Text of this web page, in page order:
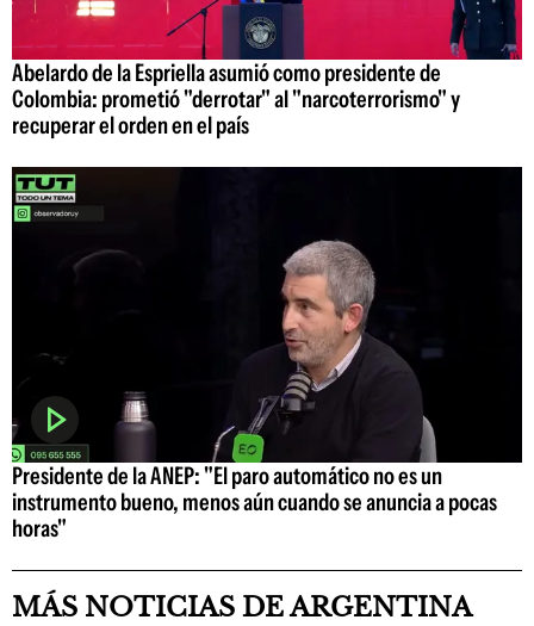
Abelardo de la Espriella asumió como presidente de
Colombia: prometió "derrotar" al "narcoterrorismo" y
recuperar el orden en el país
Presidente de la ANEP: "El paro automático no es un
instrumento bueno, menos aún cuando se anuncia a pocas
horas"
MÁS NOTICIAS DE ARGENTINA